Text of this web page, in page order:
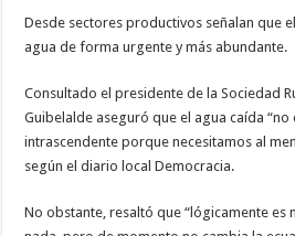
Desde sectores productivos señalan que
agua de forma urgente y más abundante.
Consultado el presidente de la Sociedad
Guibelalde aseguró que el agua caída
intrascendente porque necesitamos al
según el diario local Democracia.
No obstante, resaltó que “lógicamente es